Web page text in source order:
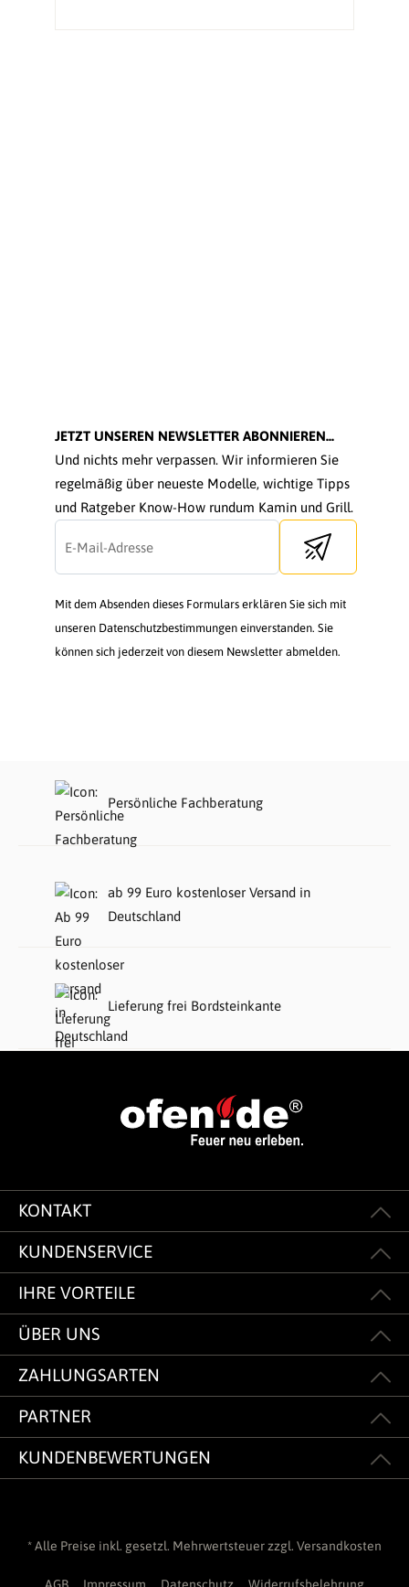
JETZT UNSEREN NEWSLETTER ABONNIEREN...
Und nichts mehr verpassen. Wir informieren Sie
regelmäßig über neueste Modelle, wichtige Tipps
und Ratgeber Know-How rundum Kamin und Grill.
Send newsletter
Mit dem Absenden dieses Formulars erklären Sie sich mit
unseren Datenschutzbestimmungen einverstanden. Sie
können sich jederzeit von diesem Newsletter abmelden.
Persönliche Fachberatung
ab 99 Euro kostenloser Versand in
Deutschland
Lieferung frei Bordsteinkante
KONTAKT
KUNDENSERVICE
IHRE VORTEILE
ÜBER UNS
ZAHLUNGSARTEN
PARTNER
KUNDENBEWERTUNGEN
* Alle Preise inkl. gesetzl. Mehrwertsteuer zzgl. Versandkosten